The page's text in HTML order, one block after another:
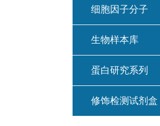
细胞因子分子
生物样本库
蛋白研究系列
修饰检测试剂盒